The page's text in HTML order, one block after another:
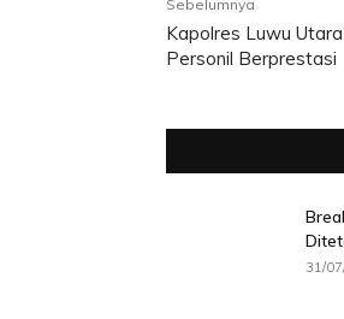
Sebelumnya
Kapolres Luwu
Personil Berprestasi
31/